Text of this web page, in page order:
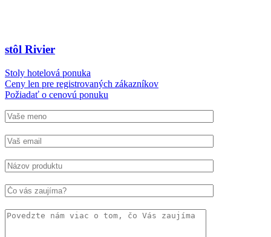
stôl Rivier
Stoly hotelová ponuka
Ceny len pre registrovaných zákazníkov
Požiadať o cenovú ponuku